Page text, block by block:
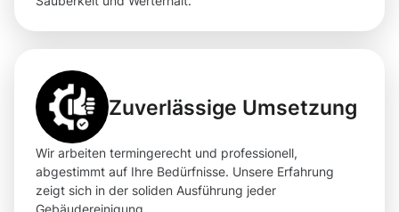
Zuverlässige Umsetzung
Wir arbeiten termingerecht und professionell,
abgestimmt auf Ihre Bedürfnisse. Unsere Erfahrung
zeigt sich in der soliden Ausführung jeder
Gebäudereinigung.